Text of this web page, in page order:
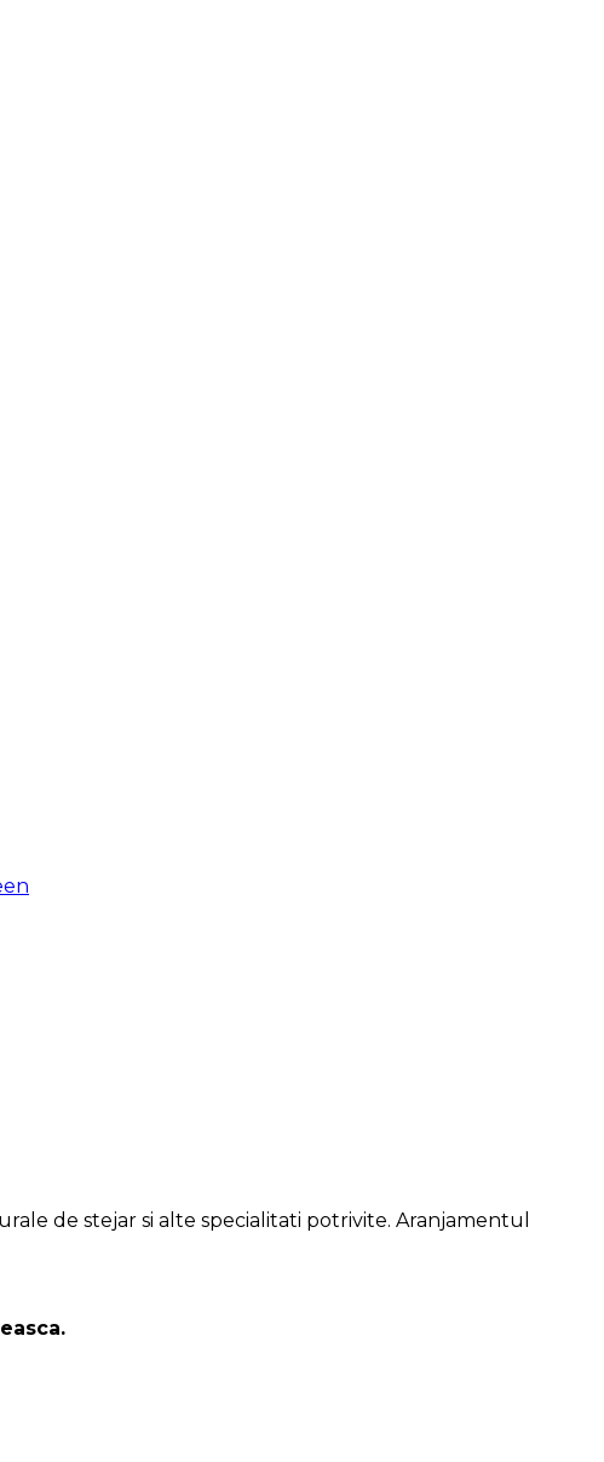
de stejar si alte specialitati potrivite. Aranjamentul